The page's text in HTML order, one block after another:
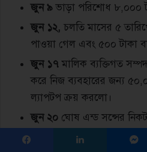
জুন ৯ভাড়া পরিশােধ ৮,০০০
জুন ১২, চলতি মাসের ৫
পাওয়া গেল এবং ৫০০ টাকা
জুন ১৭মালিক ব্যক্তিগত
করে নিজ ব্যবহারের জন্য
ল্যাপটপ ক্রয় করলাে।
জুন ২০ ঘােষ এন্ড সন্সের
টাকা, যার ৫০% ধারে।